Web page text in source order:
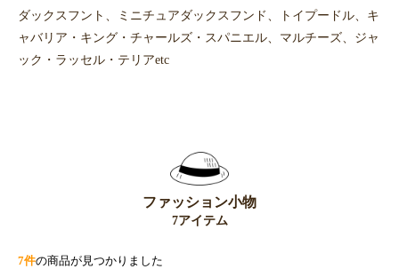
ダックスフント、ミニチュアダックスフンド、トイプードル、キ
ャバリア・キング・チャールズ・スパニエル、マルチーズ、ジャ
ック・ラッセル・テリアetc
ファッション小物
7アイテム
7件の商品が見つかりました